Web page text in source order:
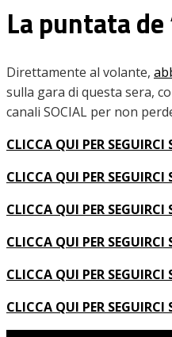
La puntata
Direttamente al volante,
sulla gara di questa sera,
canali SOCIAL per non
CLICCA QUI PER SEGUIRCI
CLICCA QUI PER
CLICCA QUI PER SEGUIRCI
CLICCA QUI PER
CLICCA QUI PER
CLICCA QUI PER SEGUIRCI